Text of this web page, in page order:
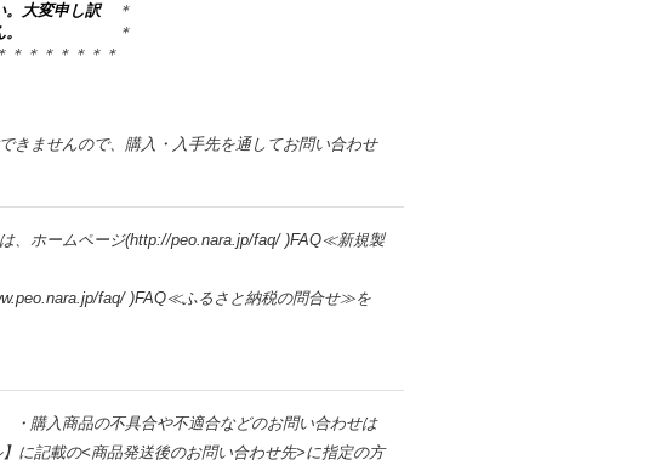
。大変申し訳＊
＊
＊＊＊＊＊＊＊
きませんので、購入・入手先を通してお問い合わせ
、ホームページ(http://peo.nara.jp/faq/ )FAQ≪新規製
faq/ )FAQ≪ふるさと納税の問合せ≫を
購入商品の不具合や不適合などのお問い合わせは
に記載の<商品発送後のお問い合わせ先>に指定の方